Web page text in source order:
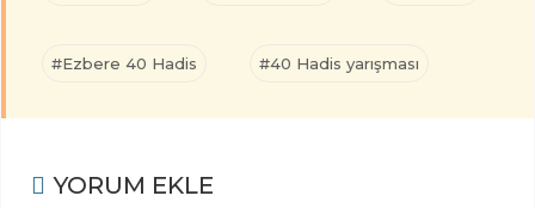
#Ezbere 40 Hadis #40 Hadis yarışması
YORUM EKLE